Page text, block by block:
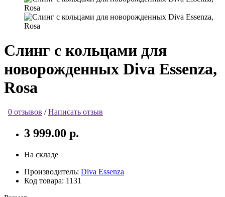
Слинг с кольцами для
новорожденных Diva Essenza,
Rosa
0 отзывов /Написать отзыв
3 999.00 р.
На складе
Производитель: Diva Essenza
Код товара: 1131